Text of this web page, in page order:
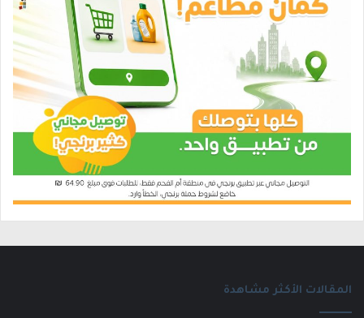
المقالات الأكثر مشاهدة